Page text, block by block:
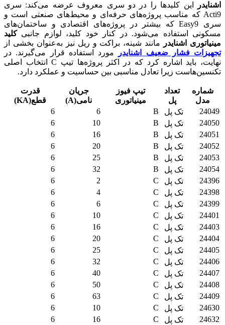
اشنایدر
این کلیدها را در دو سری معروف عرضه می‌کند: سری
Acti9 که مناسب پروژه‌های حرفه‌ای و محیط‌های صنعتی است و
سری Easy9 که بیشتر در پروژه‌های اقتصادی و ساختمان‌های
مسکونی استفاده می‌شود. در کنار خود کلید، لوازم جانبیکلید
مینیاتوری اشنایدر
مانند شینه، براکت و ریل نیز به‌عنوان بخشی از
تجهیزات فشار ضعیف اشنایدر
مورد استفاده قرار می‌گیرند. در
نهایت، باید اشاره کرد که در اکثر پروژه‌ها تیپ C انتخاب اصلی
تکنسین‌هاست زیرا تعادل مناسبی بین حساسیت و عملکرد دارد.
شماره
مدل
تعداد
پل
تیپ فیوز
مینیاتوری
جریان
نامی(A)
قدرت
قطع(KA)
24049
تک پل B
6
6
24050
تک پل B
10
6
24051
تک پل B
16
6
24052
تک پل B
20
6
24053
تک پل B
25
6
24054
تک پل B
32
6
24396
تک پل C
2
6
24398
تک پل C
4
6
24399
تک پل C
6
6
24401
تک پل C
10
6
24403
تک پل C
16
6
24404
تک پل C
20
6
24405
تک پل C
25
6
24406
تک پل C
32
6
24407
تک پل C
40
6
24408
تک پل C
50
6
24409
تک پل C
63
6
24630
تک پل C
10
6
24632
تک پل C
16
6